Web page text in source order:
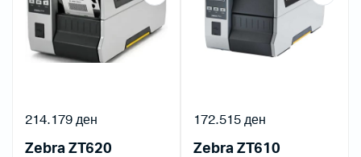
Zebra ZT620
214.179ден
Zebra ZT610
172.515ден